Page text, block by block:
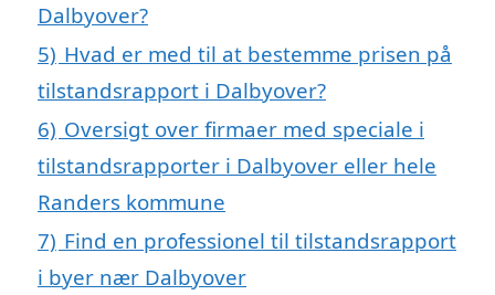
Dalbyover?
5) Hvad er med til at bestemme prisen på
tilstandsrapport i Dalbyover?
6) Oversigt over firmaer med speciale i
tilstandsrapporter i Dalbyover eller hele
Randers kommune
7) Find en professionel til tilstandsrapport
i byer nær Dalbyover